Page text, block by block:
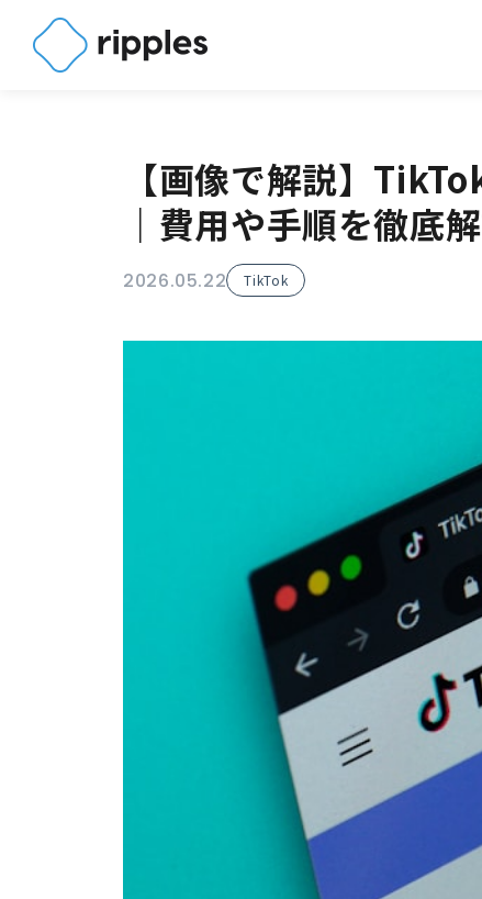
【画像で解説】
｜費用や手順を徹底
2026.05.22 TikTok